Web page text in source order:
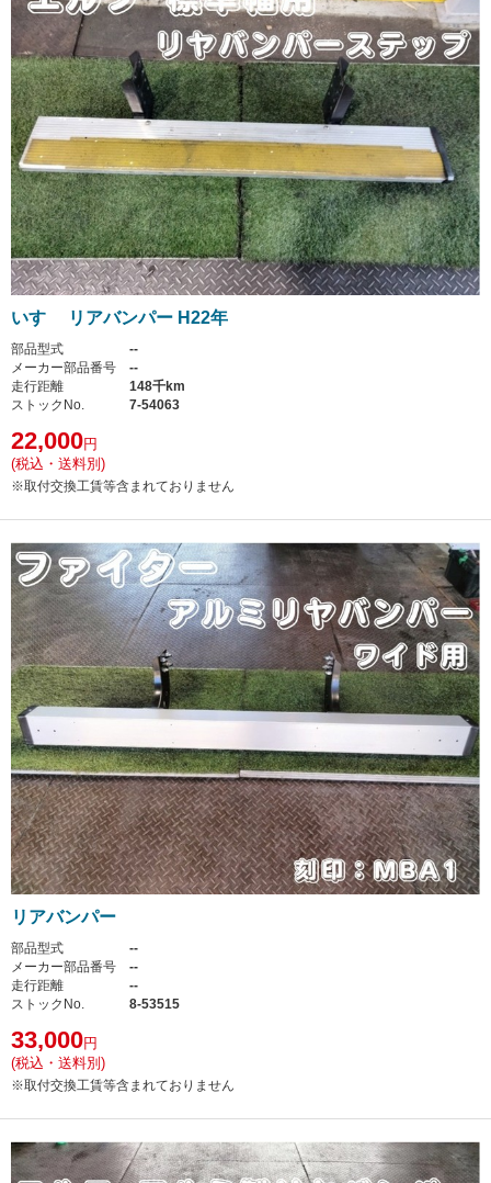
いすゞ リアバンパー H22年
部品型式
--
メーカー部品番号
--
走行距離
148千km
ストックNo.
7-54063
22,000円
(税込・送料別)
※取付交換工賃等含まれておりません
リアバンパー
部品型式
--
メーカー部品番号
--
走行距離
--
ストックNo.
8-53515
33,000円
(税込・送料別)
※取付交換工賃等含まれておりません